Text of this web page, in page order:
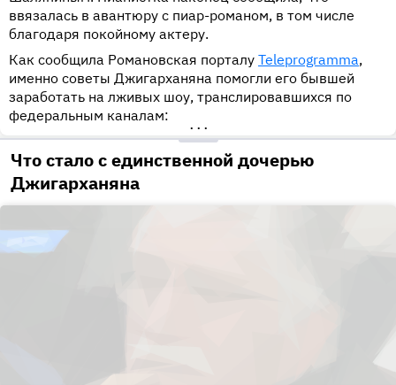
ввязалась в авантюру c пиар-романом, в том числе
благодаря покойному актеру.
Как сообщила Романовская порталу Teleprogramma,
именно советы Джигарханяна помогли его бывшей
заработать на лживых шоу, транслировавшихся по
федеральным каналам:
•••
Что стало с единственной дочерью
Джигарханяна